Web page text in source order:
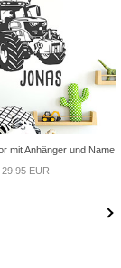
mit Anhänger und Name
29,95 EUR